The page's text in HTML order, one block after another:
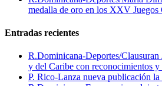
medalla de oro en los XXV Juegos
Entradas recientes
R.Dominicana-Deportes/Clausuran
y del Caribe con reconocimientos y
P. Rico-Lanza nueva publicación